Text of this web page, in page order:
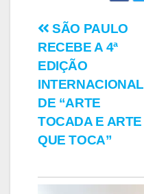
Navegação
de
Post
SÃO PAULO
RECEBE A 4ª
EDIÇÃO
INTERNACIONAL
DE “ARTE
TOCADA E ARTE
QUE TOCA”